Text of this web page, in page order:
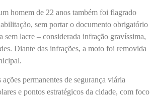
homem de 22 anos também foi flagrado
sem portar o documento obrigatório
sem lacre – considerada infração gravíssima,
Diante das infrações, a moto foi removida
permanentes de segurança viária
e pontos estratégicos da cidade, com foco